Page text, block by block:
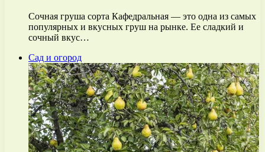
Сочная груша сорта Кафедральная — это одна из самых
популярных и вкусных груш на рынке. Ее сладкий и
сочный вкус…
Сад и огород